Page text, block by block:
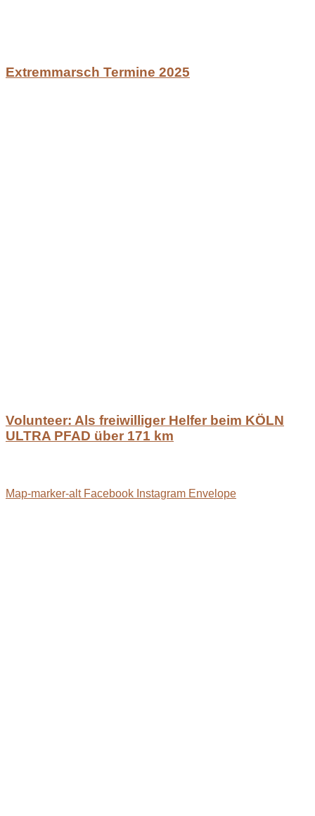
Extremmarsch Termine 2025
Volunteer: Als freiwilliger Helfer beim KÖLN
ULTRA PFAD über 171 km
Map-marker-alt Facebook Instagram Envelope